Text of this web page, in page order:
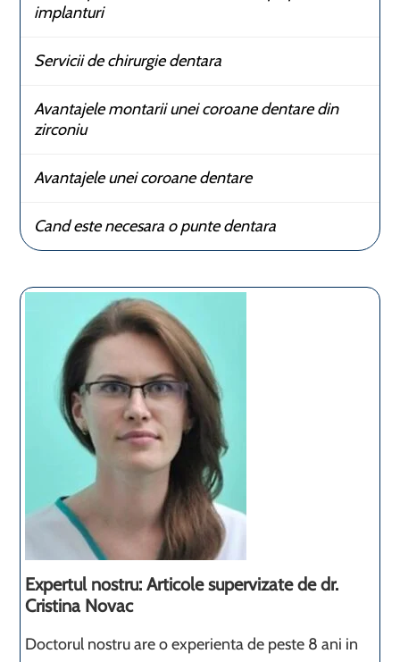
implanturi
Servicii de chirurgie dentara
Avantajele montarii unei coroane dentare din
zirconiu
Avantajele unei coroane dentare
Cand este necesara o punte dentara
Expertul nostru: Articole supervizate de dr.
Cristina Novac
Doctorul nostru are o experienta de peste 8 ani in